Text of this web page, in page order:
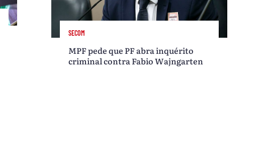
SECOM
MPF pede que PF abra inquérito
criminal contra Fabio Wajngarten